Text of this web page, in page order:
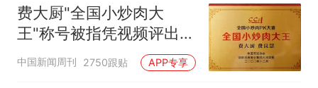
费大厨"全国小炒肉大
王"称号被指凭视频评出
官方回应
中国新闻周刊 2750跟贴 APP专享